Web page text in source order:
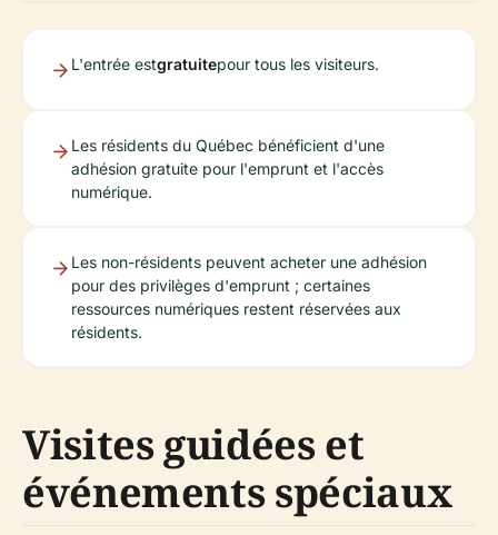
L'entrée estgratuitepour tous les visiteurs.
Les résidents du Québec bénéficient d'une
adhésion gratuite pour l'emprunt et l'accès
numérique.
Les non-résidents peuvent acheter une adhésion
pour des privilèges d'emprunt ; certaines
ressources numériques restent réservées aux
résidents.
Visites guidées et
événements spéciaux